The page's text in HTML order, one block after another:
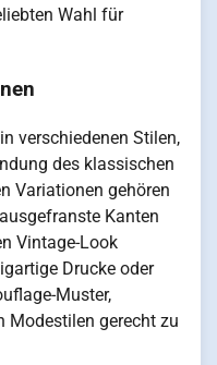
Wahl für
verschiedenen Stilen,
des klassischen
Variationen gehören
Kanten
Vintage-Look
Drucke oder
Muster,
Modestilen gerecht zu